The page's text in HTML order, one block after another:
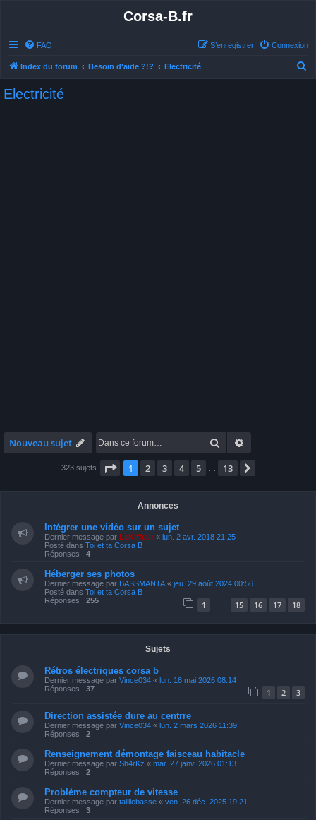
Corsa-B.fr
FAQ Connexion
S’enregistrer
Index du forum Besoin d'aide ?!? Electricité
Electricité
Nouveau sujet Rechercher
323 sujets Page 1sur13
1 2 3 4 5 13
Annonces
Intégrer une vidéo sur un sujet
Dernier message par LeKiffeur « lun. 2 avr. 2018 21:25
Posté dans Toi et ta Corsa B
Réponses : 4
Héberger ses photos
Dernier message par BASSMANTA « jeu. 29 août 2024 00:56
Posté dans Toi et ta Corsa B
Réponses : 255 1 15 16 17 18
Sujets
Rétros électriques corsa b
Dernier message par Vince034 « lun. 18 mai 2026 08:14
Réponses : 37 1 2 3
Direction assistée dure au centrre
Dernier message par Vince034 « lun. 2 mars 2026 11:39
Réponses : 2
Renseignement démontage faisceau habitacle
Dernier message par Sh4rKz « mar. 27 janv. 2026 01:13
Réponses : 2
Problème compteur de vitesse
Dernier message par tallilebasse « ven. 26 déc. 2025 19:21
Réponses : 3